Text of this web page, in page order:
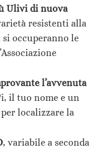
Ulivi di nuova
resistenti alla
si occuperanno le
l’avvenuta
il tuo nome e un
localizzare la
, variabile a seconda